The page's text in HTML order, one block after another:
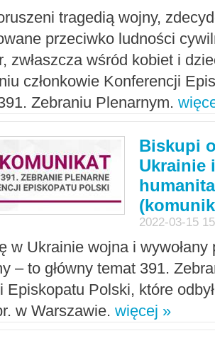
tragedią wojny,
przeciwko ludności
zwłaszcza wśród kobiet i
członkowie Konferencji
Zebraniu Plenarnym.
Biskupi
Ukrainie
2022-03-15
w Ukrainie wojna i
– to główny temat 391.
Episkopatu Polski, które
w Warszawie. więcej »